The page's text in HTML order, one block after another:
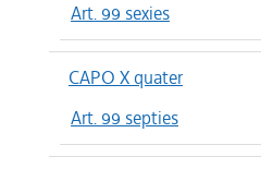
Art. 99 sexies
CAPO X quater
Art. 99 septies